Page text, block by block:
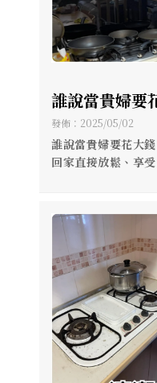
誰說當貴婦要
安排好， 回家
也值得更好的生活✨ 居
給【宅清潔】?
發佈：2025/05/02
誰說當貴婦要花大
回家直接放鬆、享